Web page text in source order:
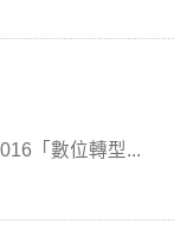
「數位轉型...